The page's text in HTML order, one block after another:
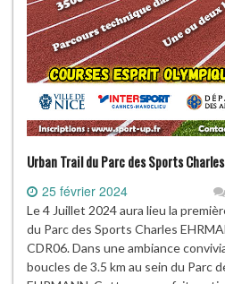
Urban Trail du Parc des Sports Charles
25 février 2024
Le 4 Juillet 2024 aura lieu la
du Parc des Sports Charles
CDR06. Dans une ambiance
boucles de 3.5 km au sein du Parc